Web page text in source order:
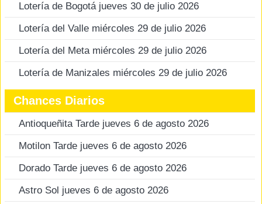
Lotería de Bogotá jueves 30 de julio 2026
Lotería del Valle miércoles 29 de julio 2026
Lotería del Meta miércoles 29 de julio 2026
Lotería de Manizales miércoles 29 de julio 2026
Chances Diarios
Antioqueñita Tarde jueves 6 de agosto 2026
Motilon Tarde jueves 6 de agosto 2026
Dorado Tarde jueves 6 de agosto 2026
Astro Sol jueves 6 de agosto 2026